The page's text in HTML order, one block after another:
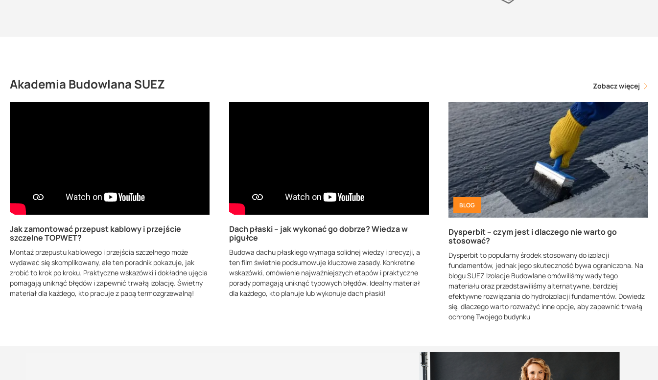
Akademia Budowlana SUEZ Zobacz więcej
Jak zamontować przepust kablowy i przejście
szczelne TOPWET?
Montaż przepustu kablowego i przejścia szczelnego może
wydawać się skomplikowany, ale ten poradnik pokazuje, jak
zrobić to krok po kroku. Praktyczne wskazówki i dokładne ujęcia
pomagają uniknąć błędów i zapewnić trwałą izolację. Świetny
materiał dla każdego, kto pracuje z papą termozgrzewalną!
Dach płaski – jak wykonać go dobrze? Wiedza w
pigułce
Budowa dachu płaskiego wymaga solidnej wiedzy i precyzji, a
ten film świetnie podsumowuje kluczowe zasady. Konkretne
wskazówki, omówienie najważniejszych etapów i praktyczne
porady pomagają uniknąć typowych błędów. Idealny materiał
dla każdego, kto planuje lub wykonuje dach płaski!
BLOG
Dysperbit – czym jest i dlaczego nie warto go
stosować?
Dysperbit to popularny środek stosowany do izolacji
fundamentów, jednak jego skuteczność bywa ograniczona. Na
blogu SUEZ Izolacje Budowlane omówiliśmy wady tego
materiału oraz przedstawiliśmy alternatywne, bardziej
efektywne rozwiązania do hydroizolacji fundamentów. Dowiedz
się, dlaczego warto rozważyć inne opcje, aby zapewnić trwałą
ochronę Twojego budynku